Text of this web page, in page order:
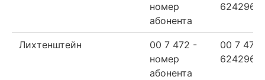
номер
абонента
624296
Лихтенштейн
00 7 472 -
номер
абонента
00 7 472
624296